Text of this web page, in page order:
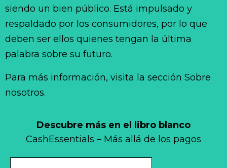
Descubre más en el libro blanco
CashEssentials – Más allá de los pagos
siendo un bien público. Está impulsado y
respaldado por los consumidores, por lo que
deben ser ellos quienes tengan la última
palabra sobre su futuro.
Para más información, visita la sección Sobre
nosotros.